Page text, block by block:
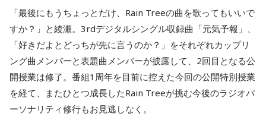
「最後にもうちょっとだけ、Rain Treeの曲を歌ってもいいで
すか？」と綾瀬。3rdデジタルシングル収録曲「元気予報」、
「好きだよとどっちが先に言うのか？」をそれぞれカップリ
ング曲メンバーと表題曲メンバーが披露して、2回目となる公
開授業は修了。番組1周年を目前に控えた今回の公開特別授業
を経て、またひとつ成長したRain Treeが挑む今後のラジオパ
ーソナリティ修行もお見逃しなく。